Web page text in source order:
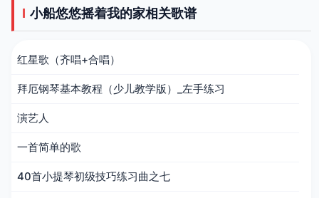
小船悠悠摇着我的家相关歌谱
红星歌（齐唱+合唱）
拜厄钢琴基本教程（少儿教学版）_左手练习
演艺人
一首简单的歌
40首小提琴初级技巧练习曲之七